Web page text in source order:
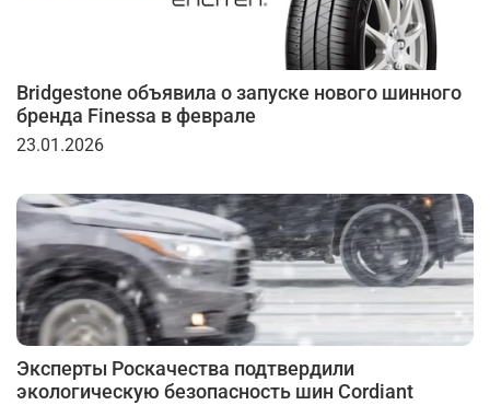
Bridgestone объявила о запуске нового шинного
бренда Finessa в феврале
23.01.2026
Эксперты Роскачества подтвердили
экологическую безопасность шин Cordiant